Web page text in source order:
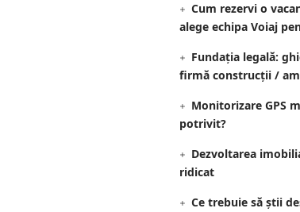
Cum rezervi o
alege echipa Voiaj
Fundația legală:
firmă construcții /
Monitorizare GPS
potrivit?
Dezvoltarea
ridicat
Ce trebuie să știi